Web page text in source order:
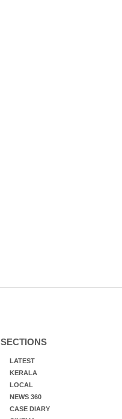
SECTIONS
LATEST
KERALA
LOCAL
NEWS 360
CASE DIARY